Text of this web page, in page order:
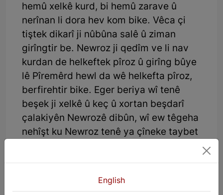
hemû xelkê kurd, bi hemû zarave û
nerînan li dora hev kom bike. Vêca çi
tiştek dikarî ji nûbûna salê û ziman
girîngtir be. Newroz ji qedîm ve li nav
kurdan de helkeftek pîroz û girîng bûye
lê Pîremêrd hewl da wê helkefta pîroz,
berfirehtir bike. Eger beriya wî tenê
beşek ji xelkê û keç û xortan beşdarî
çalakiyên Newrozê dibûn, wî ew têgeha
nehîşt ku Newroz tenê ya çîneke taybet
helbestan li ser bihar û Newrozê rêçek
vekir û paşê ji ber bûyerên siyasî, bi
danîna sirûda bihêz ya Newrozê, ku
English